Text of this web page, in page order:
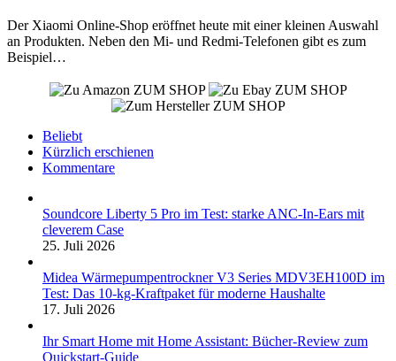
Der Xiaomi Online-Shop eröffnet heute mit einer kleinen Auswahl
an Produkten. Neben den Mi- und Redmi-Telefonen gibt es zum
Beispiel…
ZUM SHOP
ZUM SHOP
ZUM SHOP
Beliebt
Kürzlich erschienen
Kommentare
Soundcore Liberty 5 Pro im Test: starke ANC-In-Ears mit
cleverem Case
25. Juli 2026
Midea Wärmepumpentrockner V3 Series MDV3EH100D im
Test: Das 10-kg-Kraftpaket für moderne Haushalte
17. Juli 2026
Ihr Smart Home mit Home Assistant: Bücher-Review zum
Quickstart-Guide